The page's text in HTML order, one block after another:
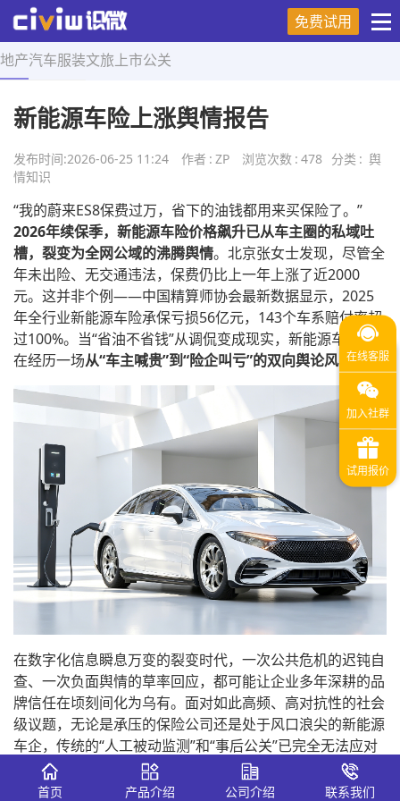
免费试用
地产汽车服装文旅 上市公关
首页 > 舆情知识 > 正文
新能源车险上涨舆情报告
发布时间:2026-06-25 11:24 作者 : ZP 浏览次数 : 478 分类 : 舆
情知识
“我的蔚来ES8保费过万，省下的油钱都用来买保险了。”
2026年续保季，新能源车险价格飙升已从车主圈的私域吐
槽，裂变为全网公域的沸腾舆情。北京张女士发现，尽管全
年未出险、无交通违法，保费仍比上一年上涨了近2000
元。这并非个例——中国精算师协会最新数据显示，2025
年全行业新能源车险承保亏损56亿元，143个车系赔付率超
过100%。当“省油不省钱”从调侃变成现实，新能源车险正
在经历一场从“车主喊贵”到“险企叫亏”的双向舆论风暴。
在数字化信息瞬息万变的裂变时代，一次公共危机的迟钝自
查、一次负面舆情的草率回应，都可能让企业多年深耕的品
牌信任在顷刻间化为乌有。面对如此高频、高对抗性的社会
级议题，无论是承压的保险公司还是处于风口浪尖的新能源
车企，传统的“人工被动监测”和“事后公关”已完全无法应对
分钟级引爆的舆情海啸。为了
在惊涛骇浪中精准穿透信息迷
雾、前置感知品牌商誉受损程度
，越来越多的头部金融机构
首页 产品介绍 公司介绍 联系我们